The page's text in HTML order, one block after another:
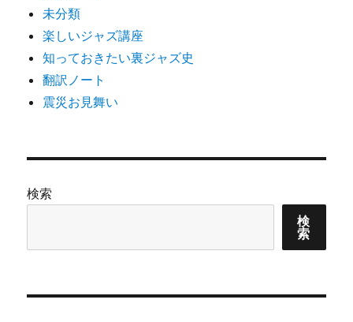
未分類
楽しいジャズ講座
知っておきたい裏ジャズ史
翻訳ノート
震災お見舞い
検索
検
索